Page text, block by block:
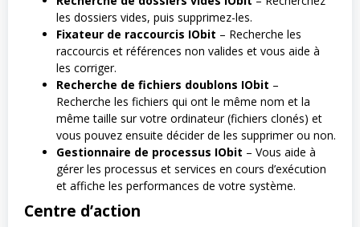
les dossiers vides, puis supprimez-les.
Fixateur de raccourcis IObit – Recherche les
raccourcis et références non valides et vous aide à
les corriger.
Recherche de fichiers doublons IObit –
Recherche les fichiers qui ont le même nom et la
même taille sur votre ordinateur (fichiers clonés) et
vous pouvez ensuite décider de les supprimer ou non.
Gestionnaire de processus IObit – Vous aide à
gérer les processus et services en cours d’exécution
et affiche les performances de votre système.
Centre d’action